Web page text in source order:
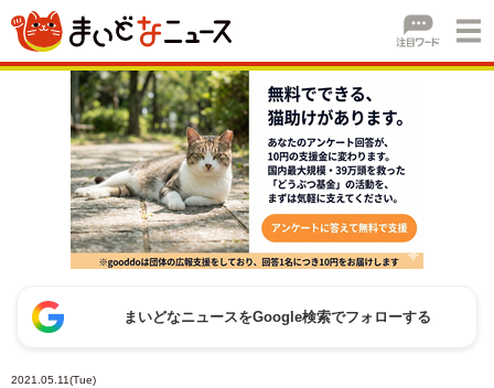
まいどなニュースをGoogle検索でフォローする
2021.05.11(Tue)